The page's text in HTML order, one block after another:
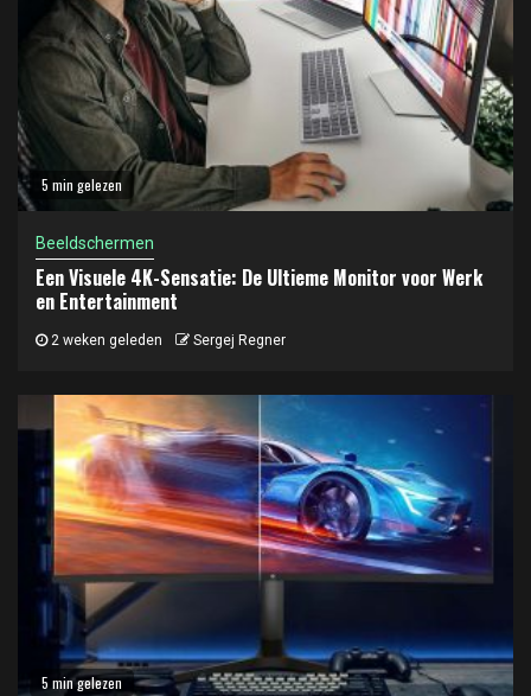
5 min gelezen
Beeldschermen
Een Visuele 4K-Sensatie: De Ultieme Monitor voor Werk
en Entertainment
2 weken geleden Sergej Regner
5 min gelezen